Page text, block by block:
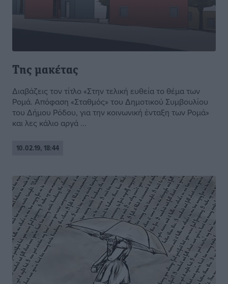
Της μακέτας
Διαβάζεις τον τίτλο «Στην τελική ευθεία το θέμα των
Ρομά. Απόφαση «Σταθμός» του Δημοτικού Συμβουλίου
του Δήμου Ρόδου, για την κοινωνική ένταξη των Ρομά»
και λες κάλιο αργά ...
10.02.19, 18:44